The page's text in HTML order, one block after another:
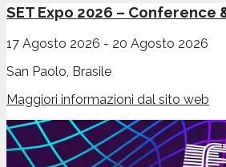
SET Expo 2026 – Conference
17 Agosto 2026 - 20 Agosto 2026
San Paolo, Brasile
Maggiori informazioni dal sito web